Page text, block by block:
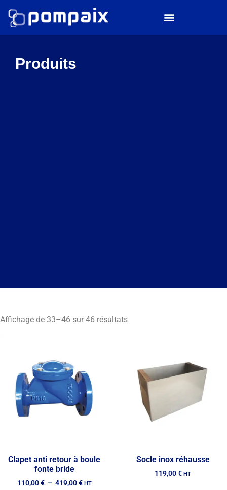
Produits
Affichage de 33–46 sur 46 résultats
Clapet anti retour à boule
fonte bride
110,00€ – 419,00€ HT
Socle inox réhausse
119,00€ HT